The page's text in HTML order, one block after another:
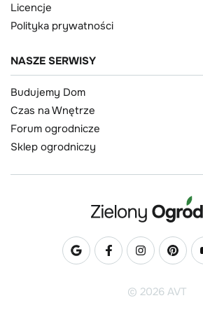
Licencje
Polityka prywatności
NASZE SERWISY
Budujemy Dom
Czas na Wnętrze
Forum ogrodnicze
Sklep ogrodniczy
© 2026 AVT